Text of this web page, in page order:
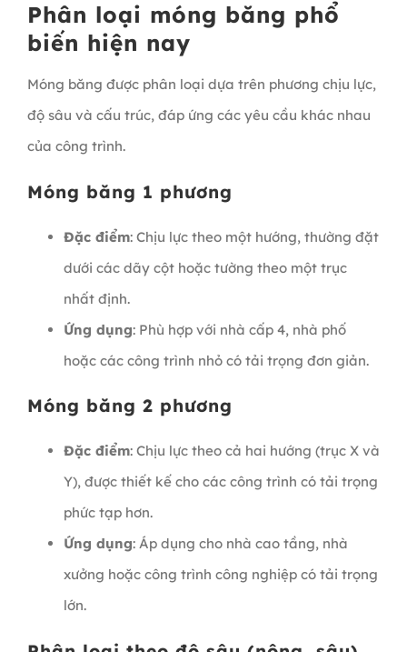
Phân loại móng băng phổ
biến hiện nay
Móng băng được phân loại dựa trên phương chịu lực,
độ sâu và cấu trúc, đáp ứng các yêu cầu khác nhau
của công trình.
Móng băng 1 phương
Đặc điểm: Chịu lực theo một hướng, thường đặt
dưới các dãy cột hoặc tường theo một trục
nhất định.
Ứng dụng: Phù hợp với nhà cấp 4, nhà phố
hoặc các công trình nhỏ có tải trọng đơn giản.
Móng băng 2 phương
Đặc điểm: Chịu lực theo cả hai hướng (trục X và
Y), được thiết kế cho các công trình có tải trọng
phức tạp hơn.
Ứng dụng: Áp dụng cho nhà cao tầng, nhà
xưởng hoặc công trình công nghiệp có tải trọng
lớn.